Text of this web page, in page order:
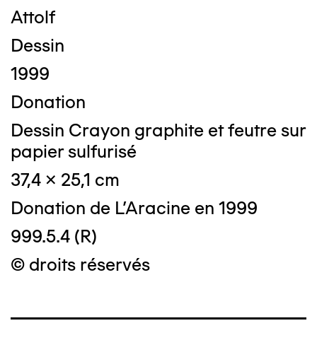
Attolf
Dessin
1999
Donation
Dessin Crayon graphite et feutre sur
papier sulfurisé
37,4 x 25,1 cm
Donation de L'Aracine en 1999
999.5.4 (R)
© droits réservés